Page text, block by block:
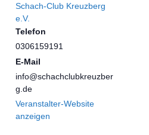
Schach-Club Kreuzberg
e.V.
Telefon
0306159191
E-Mail
info@schachclubkreuzber
g.de
Veranstalter-Website
anzeigen